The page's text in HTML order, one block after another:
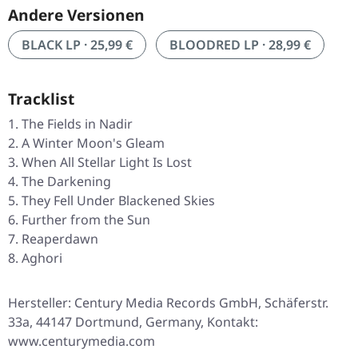
Andere Versionen
BLACK LP · 25,99 € BLOODRED LP · 28,99 €
Tracklist
The Fields in Nadir
A Winter Moon's Gleam
When All Stellar Light Is Lost
The Darkening
They Fell Under Blackened Skies
Further from the Sun
Reaperdawn
Aghori
Hersteller: Century Media Records GmbH, Schäferstr.
33a, 44147 Dortmund, Germany, Kontakt:
www.centurymedia.com